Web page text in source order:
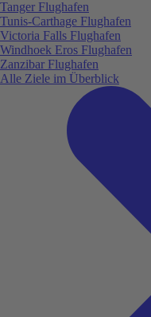
Tanger Flughafen
Tunis-Carthage Flughafen
Victoria Falls Flughafen
Windhoek Eros Flughafen
Zanzibar Flughafen
Alle Ziele im Überblick